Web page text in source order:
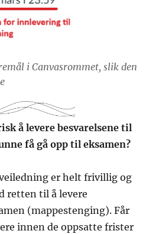
i Canvasrommet, slik den
å levere besvarelsene til
få gå opp til eksamen?
er helt frivillig og
retten til å levere
(mappestenging). Får
innen de oppsatte frister